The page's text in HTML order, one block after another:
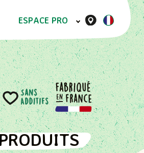
ESPACE PRO